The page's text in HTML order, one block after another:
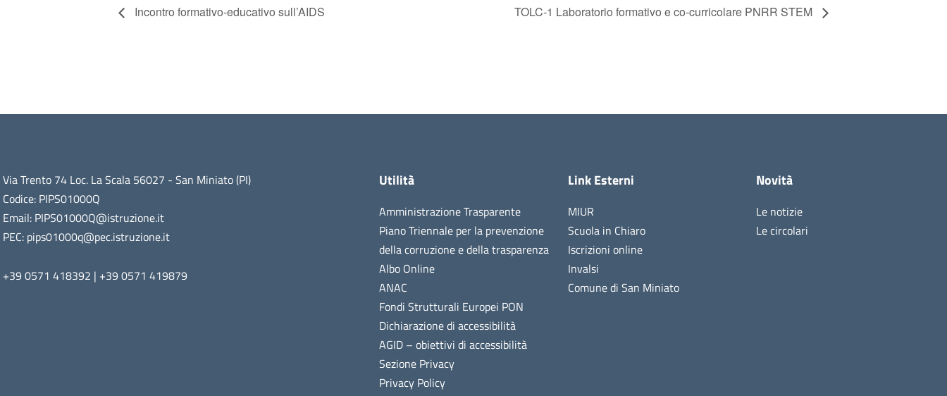
Incontro formativo-educativo sull’AIDS TOLC-1 Laboratorio formativo e co-curricolare PNRR STEM
Via Trento 74 Loc. La Scala 56027 - San Miniato (PI)
Codice: PIPS01000Q
Email: PIPS01000Q@istruzione.it
PEC: pips01000q@pec.istruzione.it
+39 0571 418392 | +39 0571 419879
Utilità
Amministrazione Trasparente
Piano Triennale per la prevenzione
della corruzione e della trasparenza
Albo Online
ANAC
Fondi Strutturali Europei PON
Dichiarazione di accessibilità
AGID – obiettivi di accessibilità
Sezione Privacy
Privacy Policy
Link Esterni
MIUR
Scuola in Chiaro
Iscrizioni online
Invalsi
Comune di San Miniato
Novità
Le notizie
Le circolari